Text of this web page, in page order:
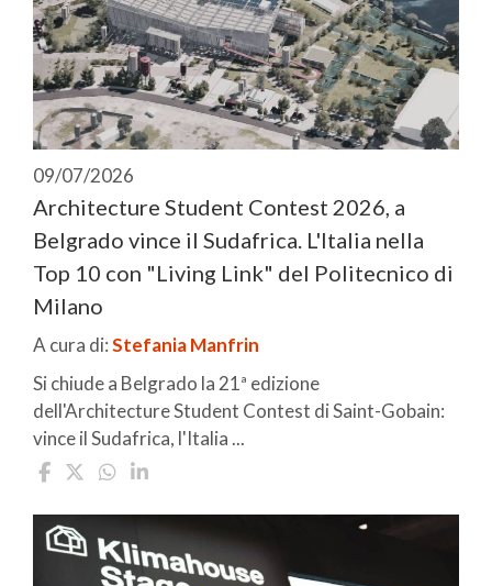
09/07/2026
Architecture Student Contest 2026, a
Belgrado vince il Sudafrica. L'Italia nella
Top 10 con "Living Link" del Politecnico di
Milano
A cura di:Stefania Manfrin
Si chiude a Belgrado la 21ª edizione
dell'Architecture Student Contest di Saint-Gobain:
vince il Sudafrica, l'Italia ...